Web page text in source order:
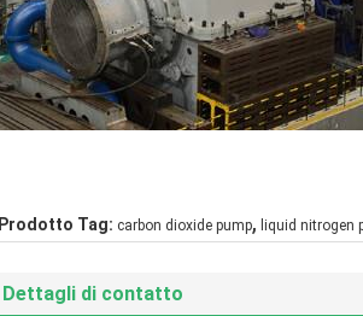
Prodotto Tag: carbon dioxide pump, liquid nitrogen
Dettagli di contatto